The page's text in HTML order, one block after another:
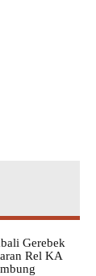
Gerebek
Rel KA